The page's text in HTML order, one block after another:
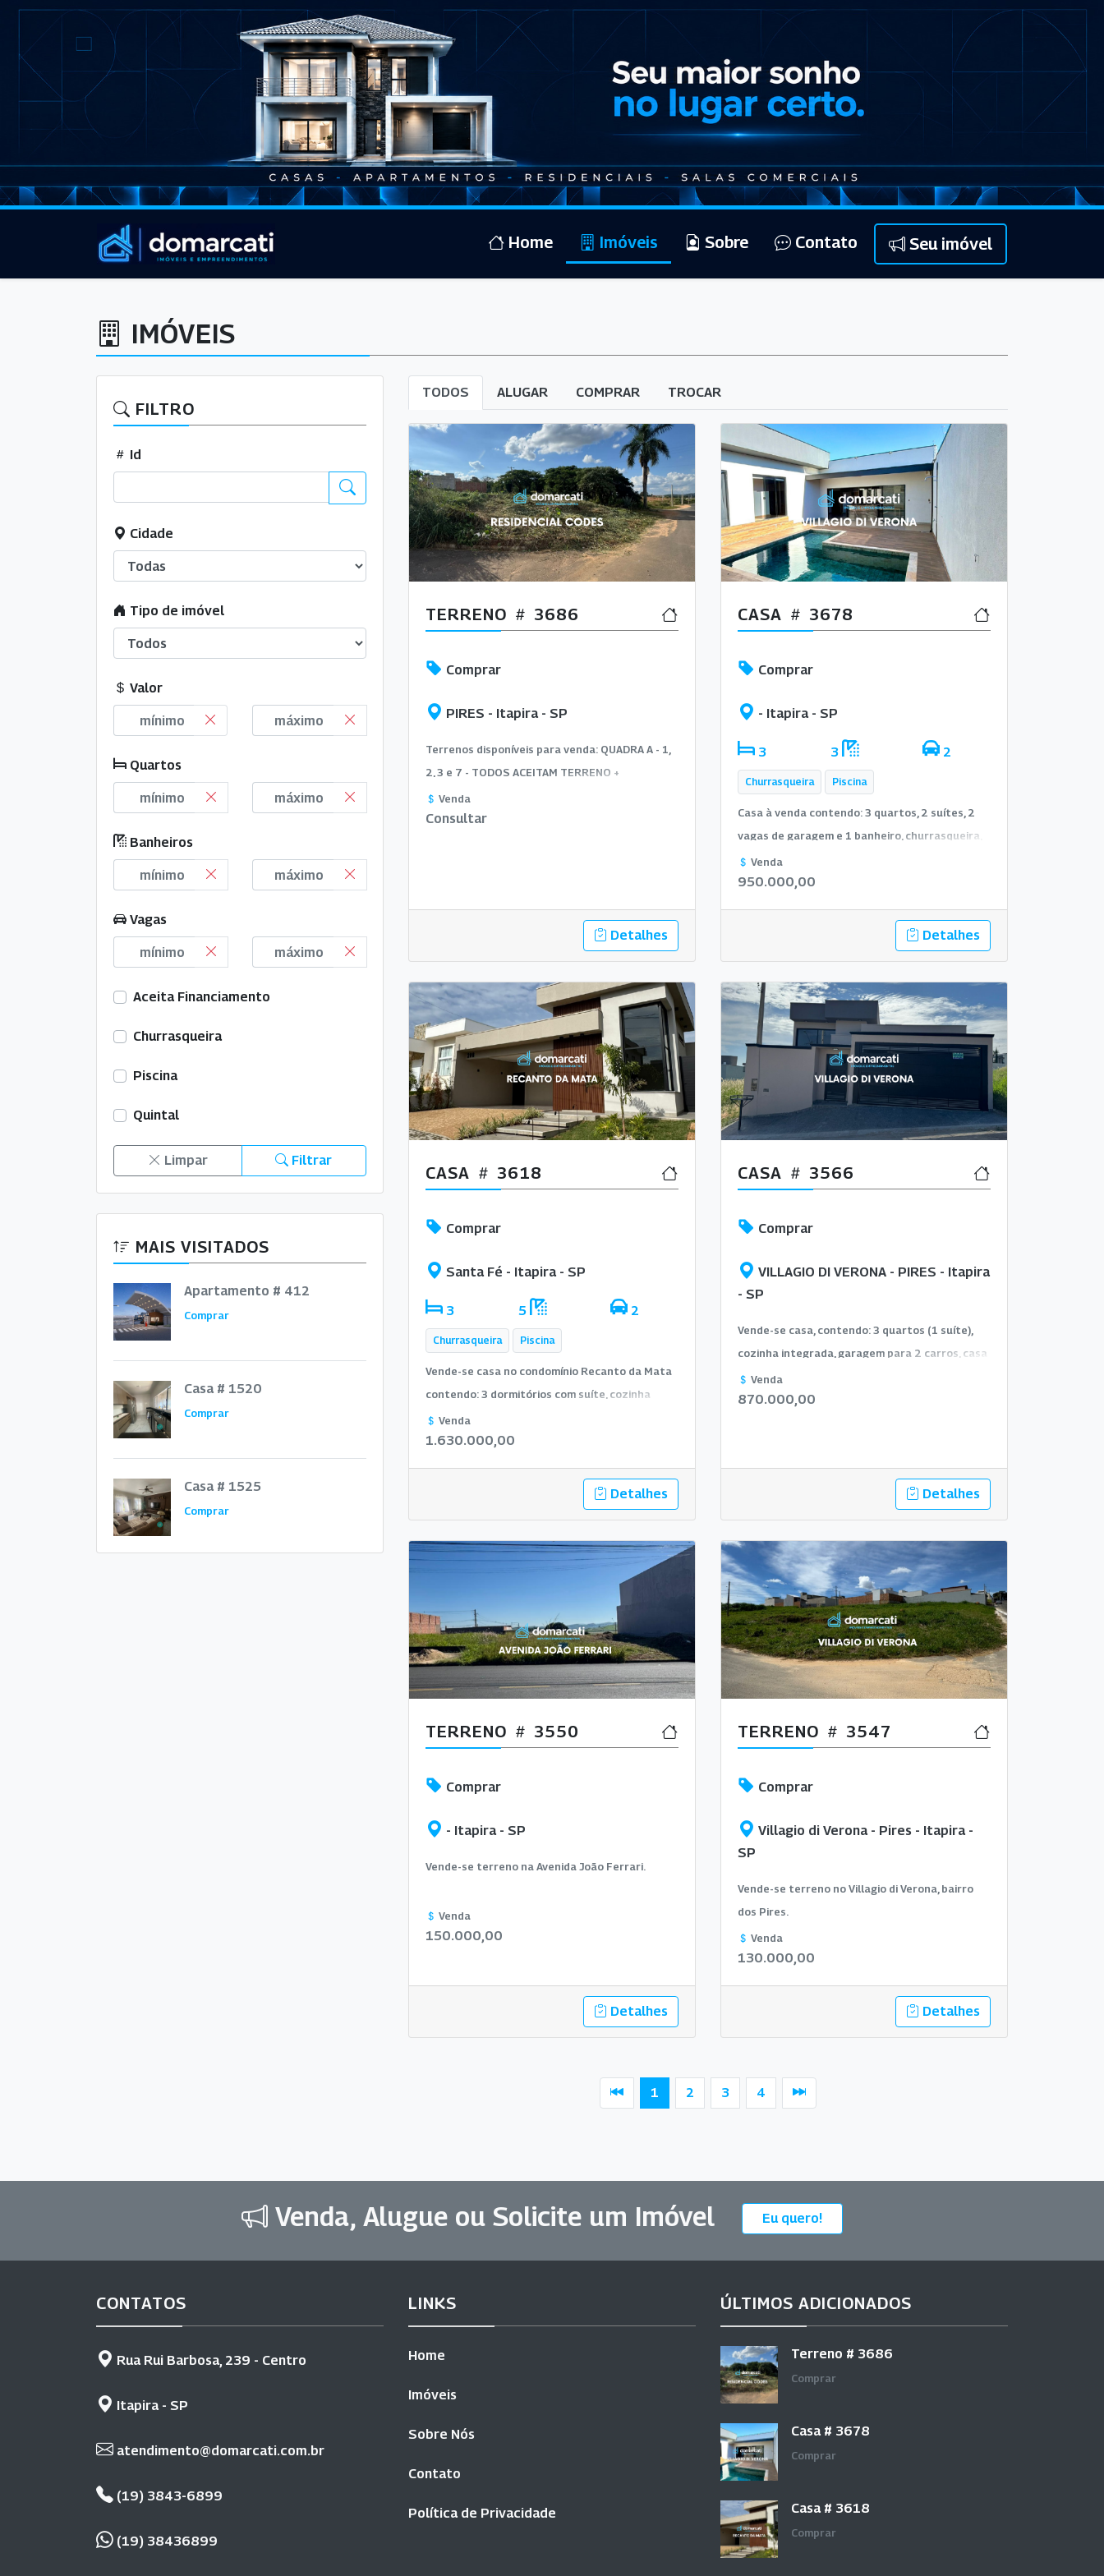
Home Imóveis Sobre Contato Seu imóvel
IMÓVEIS
FILTRO
Id
Cidade
Tipo de imóvel
Valor
Quartos
Banheiros
Vagas
Aceita Financiamento
Churrasqueira
Piscina
Quintal
Limpar Filtrar
MAIS VISITADOS
Apartamento # 412
Comprar
Casa # 1520
Comprar
Casa # 1525
Comprar
TODOS ALUGAR COMPRAR TROCAR
TERRENO 3686
Comprar
PIRES - Itapira - SP
Terrenos disponíveis para venda: QUADRA A - 1,
2, 3 e 7 - TODOS ACEITAM TERRENO +
CONSTRUÇÃO LOTE 1, 2, 3 - $120.000,00 LOTE
7 - $110.000,00
Venda
Consultar
Detalhes
CASA 3678
Comprar
- Itapira - SP
3 3 2
Churrasqueira Piscina
Casa à venda contendo: 3 quartos, 2 suítes, 2
vagas de garagem e 1 banheiro, churrasqueira,
móveis planejados, piscina.
Venda
950.000,00
Detalhes
CASA 3618
Comprar
Santa Fé - Itapira - SP
3 5 2
Churrasqueira Piscina
Vende-se casa no condomínio Recanto da Mata
contendo: 3 dormitórios com suíte, cozinha
integrada, piscina, aquecedor solar, 1 lavabo, 1
banheiro externo, lavanderia ampla, móveis
Venda
1.630.000,00
Detalhes
CASA 3566
Comprar
VILLAGIO DI VERONA - PIRES - Itapira
- SP
Vende-se casa, contendo: 3 quartos (1 suíte),
cozinha integrada, garagem para 2 carros, casa
automatizada.
Venda
870.000,00
Detalhes
TERRENO 3550
Comprar
- Itapira - SP
Vende-se terreno na Avenida João Ferrari.
Venda
150.000,00
Detalhes
TERRENO 3547
Comprar
Villagio di Verona - Pires - Itapira -
SP
Vende-se terreno no Villagio di Verona, bairro
dos Pires.
Venda
130.000,00
Detalhes
1 2 3 4
Venda, Alugue ou Solicite um Imóvel Eu quero!
CONTATOS
Rua Rui Barbosa, 239 - Centro
Itapira - SP
atendimento@domarcati.com.br
(19) 3843-6899
(19) 38436899
LINKS
Home
Imóveis
Sobre Nós
Contato
Política de Privacidade
ÚLTIMOS ADICIONADOS
Terreno # 3686
Comprar
Casa # 3678
Comprar
Casa # 3618
Comprar